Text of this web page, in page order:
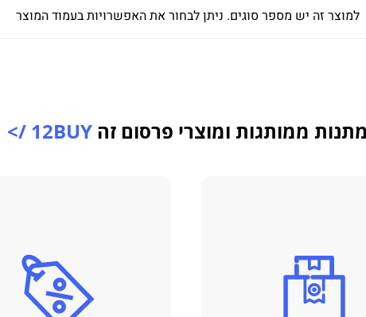
למוצר זה יש מספר סוגים. ניתן לבחור את האפשרויות בעמוד המוצר
ממותגות ומוצרי פרסום זה 12BUY />